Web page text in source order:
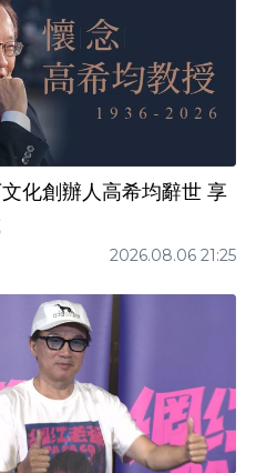
文化創辦人高希均辭世 享
2026.08.06 21:25